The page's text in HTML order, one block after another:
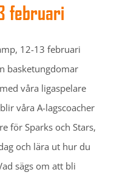
februari
12-13 februari
basketungdomar
våra ligaspelare
våra A-lagscoacher
för Sparks och Stars,
och lära ut hur du
sägs om att bli